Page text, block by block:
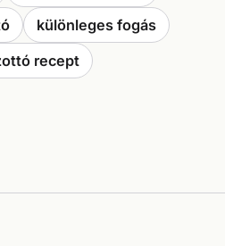
különleges fogás
recept